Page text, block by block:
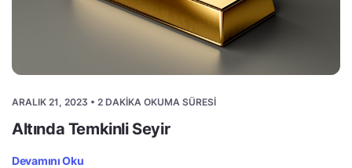
ARALIK 21, 2023 • 2 DAKIKA OKUMA SÜRESI
Altında Temkinli Seyir
Devamını Oku